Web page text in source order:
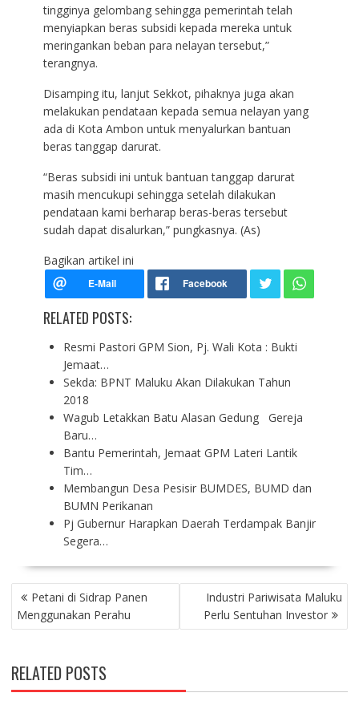
tingginya gelombang sehingga pemerintah telah
menyiapkan beras subsidi kepada mereka untuk
meringankan beban para nelayan tersebut,”
terangnya.
Disamping itu, lanjut Sekkot, pihaknya juga akan
melakukan pendataan kepada semua nelayan yang
ada di Kota Ambon untuk menyalurkan bantuan
beras tanggap darurat.
“Beras subsidi ini untuk bantuan tanggap darurat
masih mencukupi sehingga setelah dilakukan
pendataan kami berharap beras-beras tersebut
sudah dapat disalurkan,” pungkasnya. (As)
Bagikan artikel ini
RELATED POSTS:
Resmi Pastori GPM Sion, Pj. Wali Kota : Bukti
Jemaat…
Sekda: BPNT Maluku Akan Dilakukan Tahun
2018
Wagub Letakkan Batu Alasan Gedung Gereja
Baru…
Bantu Pemerintah, Jemaat GPM Lateri Lantik
Tim…
Membangun Desa Pesisir BUMDES, BUMD dan
BUMN Perikanan
Pj Gubernur Harapkan Daerah Terdampak Banjir
Segera…
P
O
S
N
A
V
Petani di Sidrap Panen
Menggunakan Perahu
Industri Pariwisata Maluku
Perlu Sentuhan Investor
RELATED POSTS